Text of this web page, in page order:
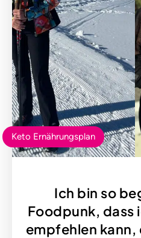
Keto Ernährungsplan
Ich bin so
Foodpunk, dass
empfehlen kann,